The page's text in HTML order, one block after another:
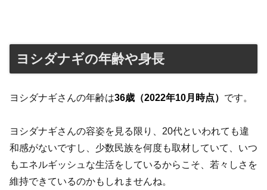
ヨシダナギの年齢や身長
ヨシダナギさんの年齢は36歳（2022年10月時点） です。
ヨシダナギさんの容姿を見る限り、20代といわれても違
和感がないですし、 少数民族を何度も取材していて、いつ
もエネルギッシュな生活をしているからこそ、若々しさを
維持できているのかもしれませんね。